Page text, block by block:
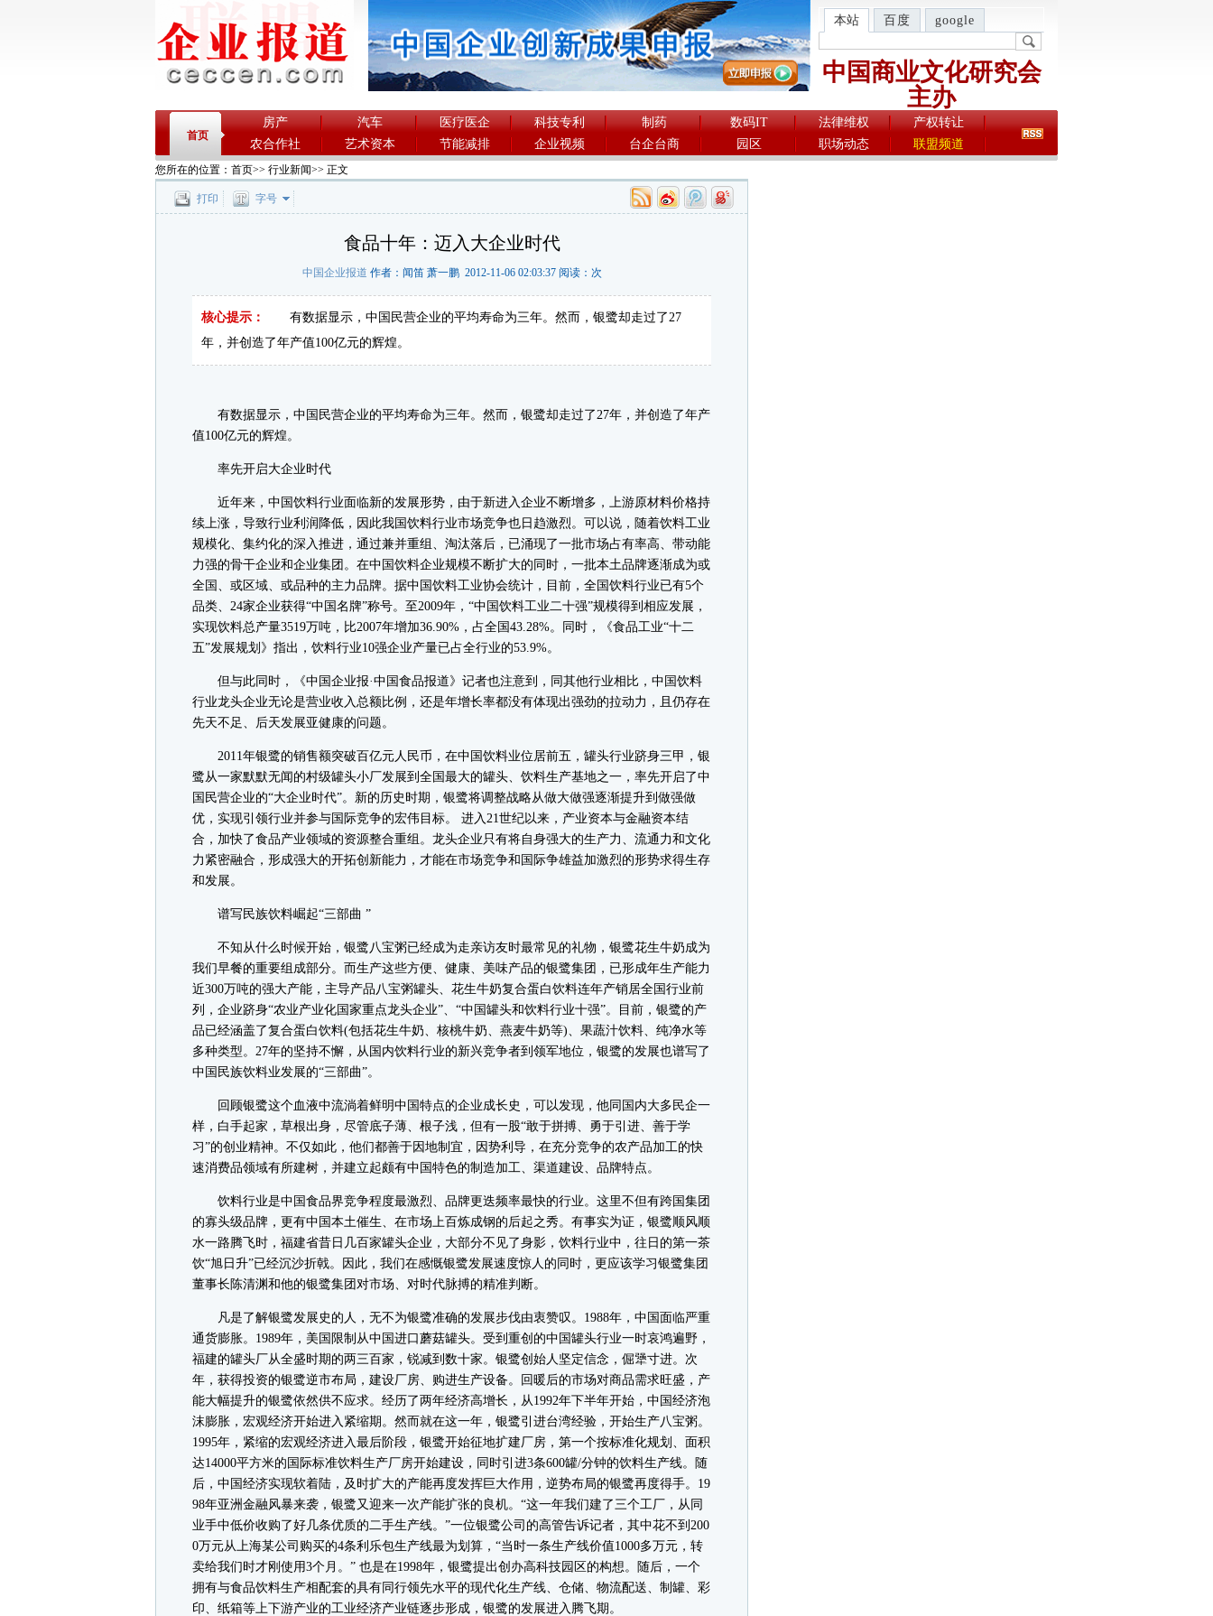
本站 百度 google
中国商业文化研究会
主办
首页
房产 汽车 医疗医企 科技专利 制药 数码IT 法律维权
产权转让
农合作社
艺术资本 节能减排 企业视频 台企台商 园区 职场动态 联盟频道
您所在的位置： 首页>> 行业新闻>> 正文
打印 字号
食品十年：迈入大企业时代
中国企业报道 作者：闻笛 萧一鹏 2012-11-06 02:03:37 阅读： 次
核心提示：
有数据显示，中国民营企业的平均寿命为三年。然而，银鹭却走过了27
年，并创造了年产值100亿元的辉煌。
有数据显示，中国民营企业的平均寿命为三年。然而，银鹭却走过了27年，并创造了年产
值100亿元的辉煌。
率先开启大企业时代
近年来，中国饮料行业面临新的发展形势，由于新进入企业不断增多，上游原材料价格持
续上涨，导致行业利润降低，因此我国饮料行业市场竞争也日趋激烈。可以说，随着饮料工业
规模化、集约化的深入推进，通过兼并重组、淘汰落后，已涌现了一批市场占有率高、带动能
力强的骨干企业和企业集团。在中国饮料企业规模不断扩大的同时，一批本土品牌逐渐成为或
全国、或区域、或品种的主力品牌。据中国饮料工业协会统计，目前，全国饮料行业已有5个
品类、24家企业获得“中国名牌”称号。至2009年，“中国饮料工业二十强”规模得到相应发展，
实现饮料总产量3519万吨，比2007年增加36.90%，占全国43.28%。同时，《食品工业“十二
五”发展规划》指出，饮料行业10强企业产量已占全行业的53.9%。
但与此同时，《中国企业报·中国食品报道》记者也注意到，同其他行业相比，中国饮料
行业龙头企业无论是营业收入总额比例，还是年增长率都没有体现出强劲的拉动力，且仍存在
先天不足、后天发展亚健康的问题。
2011年银鹭的销售额突破百亿元人民币，在中国饮料业位居前五，罐头行业跻身三甲，银
鹭从一家默默无闻的村级罐头小厂发展到全国最大的罐头、饮料生产基地之一，率先开启了中
国民营企业的“大企业时代”。新的历史时期，银鹭将调整战略从做大做强逐渐提升到做强做
优，实现引领行业并参与国际竞争的宏伟目标。 进入21世纪以来，产业资本与金融资本结
合，加快了食品产业领域的资源整合重组。龙头企业只有将自身强大的生产力、流通力和文化
力紧密融合，形成强大的开拓创新能力，才能在市场竞争和国际争雄益加激烈的形势求得生存
和发展。
谱写民族饮料崛起“三部曲 ”
不知从什么时候开始，银鹭八宝粥已经成为走亲访友时最常见的礼物，银鹭花生牛奶成为
我们早餐的重要组成部分。而生产这些方便、健康、美味产品的银鹭集团，已形成年生产能力
近300万吨的强大产能，主导产品八宝粥罐头、花生牛奶复合蛋白饮料连年产销居全国行业前
列，企业跻身“农业产业化国家重点龙头企业”、“中国罐头和饮料行业十强”。目前，银鹭的产
品已经涵盖了复合蛋白饮料(包括花生牛奶、核桃牛奶、燕麦牛奶等)、果蔬汁饮料、纯净水等
多种类型。27年的坚持不懈，从国内饮料行业的新兴竞争者到领军地位，银鹭的发展也谱写了
中国民族饮料业发展的“三部曲”。
回顾银鹭这个血液中流淌着鲜明中国特点的企业成长史，可以发现，他同国内大多民企一
样，白手起家，草根出身，尽管底子薄、根子浅，但有一股“敢于拼搏、勇于引进、善于学
习”的创业精神。不仅如此，他们都善于因地制宜，因势利导，在充分竞争的农产品加工的快
速消费品领域有所建树，并建立起颇有中国特色的制造加工、渠道建设、品牌特点。
饮料行业是中国食品界竞争程度最激烈、品牌更迭频率最快的行业。这里不但有跨国集团
的寡头级品牌，更有中国本土催生、在市场上百炼成钢的后起之秀。有事实为证，银鹭顺风顺
水一路腾飞时，福建省昔日几百家罐头企业，大部分不见了身影，饮料行业中，往日的第一茶
饮“旭日升”已经沉沙折戟。因此，我们在感慨银鹭发展速度惊人的同时，更应该学习银鹭集团
董事长陈清渊和他的银鹭集团对市场、对时代脉搏的精准判断。
凡是了解银鹭发展史的人，无不为银鹭准确的发展步伐由衷赞叹。1988年，中国面临严重
通货膨胀。1989年，美国限制从中国进口蘑菇罐头。受到重创的中国罐头行业一时哀鸿遍野，
福建的罐头厂从全盛时期的两三百家，锐减到数十家。银鹭创始人坚定信念，倔犟寸进。次
年，获得投资的银鹭逆市布局，建设厂房、购进生产设备。回暖后的市场对商品需求旺盛，产
能大幅提升的银鹭依然供不应求。经历了两年经济高增长，从1992年下半年开始，中国经济泡
沫膨胀，宏观经济开始进入紧缩期。然而就在这一年，银鹭引进台湾经验，开始生产八宝粥。
1995年，紧缩的宏观经济进入最后阶段，银鹭开始征地扩建厂房，第一个按标准化规划、面积
达14000平方米的国际标准饮料生产厂房开始建设，同时引进3条600罐/分钟的饮料生产线。随
后，中国经济实现软着陆，及时扩大的产能再度发挥巨大作用，逆势布局的银鹭再度得手。19
98年亚洲金融风暴来袭，银鹭又迎来一次产能扩张的良机。“这一年我们建了三个工厂，从同
业手中低价收购了好几条优质的二手生产线。”一位银鹭公司的高管告诉记者，其中花不到200
0万元从上海某公司购买的4条利乐包生产线最为划算，“当时一条生产线价值1000多万元，转
卖给我们时才刚使用3个月。” 也是在1998年，银鹭提出创办高科技园区的构想。随后，一个
拥有与食品饮料生产相配套的具有同行领先水平的现代化生产线、仓储、物流配送、制罐、彩
印、纸箱等上下游产业的工业经济产业链逐步形成，银鹭的发展进入腾飞期。